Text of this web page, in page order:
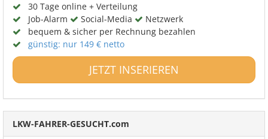
30 Tage online + Verteilung
Job-Alarm
Social-Media
Netzwerk
bequem & sicher per Rechnung bezahlen
günstig: nur 149 € netto
JETZT INSERIEREN
LKW-FAHRER-GESUCHT.com